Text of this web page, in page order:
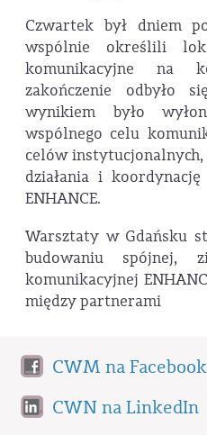
Czwartek był dniem
wspólnie określili
komunikacyjne na
zakończenie odbyło
wynikiem było
wspólnego celu
celów
działania i
ENHANCE.
Warsztaty w Gdańsku
budowaniu spójnej,
komunikacyjnej
między partnerami
CWM na Facebook
CWN na LinkedIn